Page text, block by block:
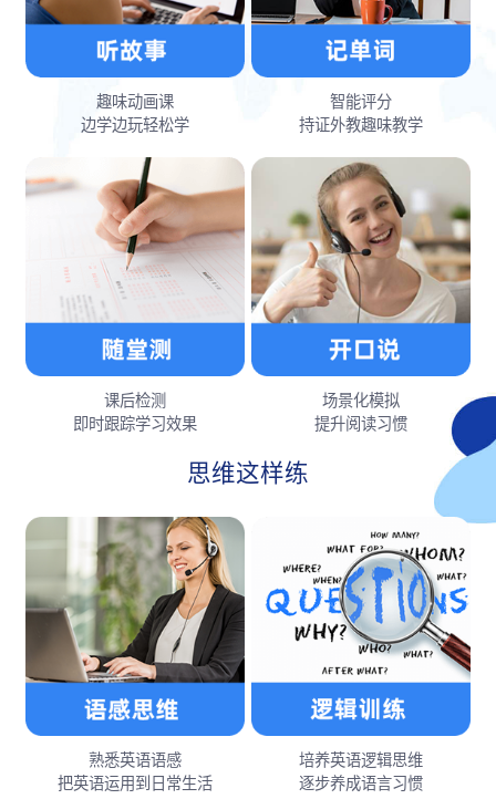
趣味动画课
边学边玩轻松学
智能评分
持证外教趣味教学
课后检测
即时跟踪学习效果
场景化模拟
提升阅读习惯
思维这样练
熟悉英语语感
把英语运用到日常生活
培养英语逻辑思维
逐步养成语言习惯